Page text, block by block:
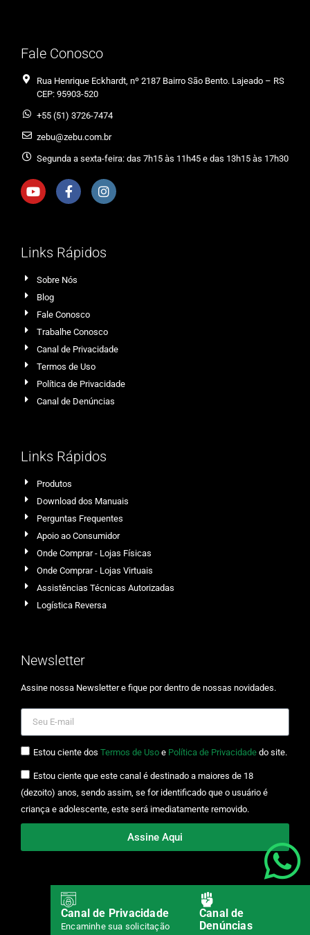
Fale Conosco
Rua Henrique Eckhardt, nº 2187 Bairro São Bento. Lajeado – RS
CEP: 95903-520
+55 (51) 3726-7474
zebu@zebu.com.br
Segunda a sexta-feira: das 7h15 às 11h45 e das 13h15 às 17h30
Links Rápidos
Sobre Nós
Blog
Fale Conosco
Trabalhe Conosco
Canal de Privacidade
Termos de Uso
Política de Privacidade
Canal de Denúncias
Links Rápidos
Produtos
Download dos Manuais
Perguntas Frequentes
Apoio ao Consumidor
Onde Comprar - Lojas Físicas
Onde Comprar - Lojas Virtuais
Assistências Técnicas Autorizadas
Logística Reversa
Newsletter
Assine nossa Newsletter e fique por dentro de nossas novidades.
Estou ciente dos Termos de Uso e Política de Privacidade do site.
Estou ciente que este canal é destinado a maiores de 18
(dezoito) anos, sendo assim, se for identificado que o usuário é
criança e adolescente, este será imediatamente removido.
Assine Aqui
© Copyright 2025. Todos os direitos reservados.
Canal de
Denúncias
Canal de Privacidade
Encaminhe sua solicitação